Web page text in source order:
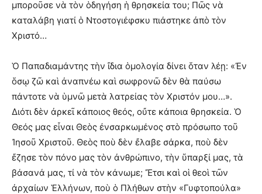
μποροῦσε νὰ τὸν ὁδηγήση ἡ θρησκεία του; Πῶς νὰ
καταλάβη γιατί ὁ Ντοστογιέφσκυ πιάστηκε ἀπὸ τὸν
Χριστό…
Ὁ Παπαδιαμάντης τὴν ἴδια ὁμολογία δίνει ὅταν λέῃ: «Ἐν
ὅσῳ ζῶ καὶ ἀναπνέω καὶ σωφρονῶ δὲν θὰ παύσω
πάντοτε νὰ ὑμνῶ μετὰ λατρείας τὸν Χριστόν μου…».
Διότι δὲν ἀρκεῖ κάποιος θεός, οὔτε κάποια θρησκεία. Ὁ
Θεός μας εἶναι Θεὸς ἐνσαρκωμένος στὸ πρόσωπο τοῦ
Ἰησοῦ Χριστοῦ. Θεὸς ποὺ δὲν ἔλαβε σάρκα, ποὺ δὲν
ἔζησε τὸν πόνο μας τὸν ἀνθρώπινο, τὴν ὕπαρξί μας, τὰ
βάσανά μας, τί νὰ τὸν κάνωμε; Ἔτσι καὶ οἱ θεοὶ τῶν
ἀρχαίων Ἑλλήνων, ποὺ ὁ Πλήθων στὴν «Γυφτοπούλα»